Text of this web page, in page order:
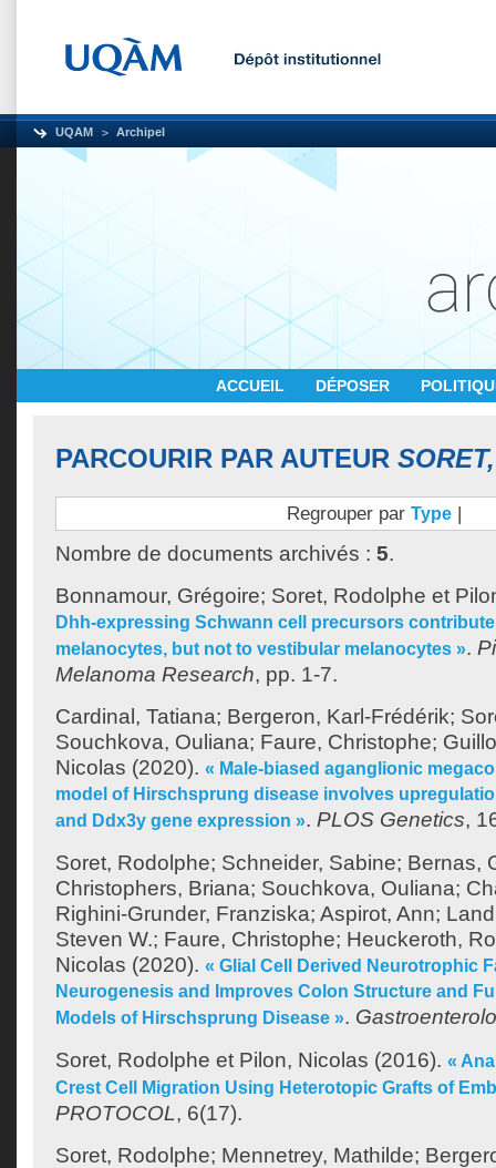
UQAM Archipel
ACCUEIL DÉPOSER
PARCOURIR PAR AUTEUR
Regrouper par Type |
Nombre de documents archivés : 5.
Bonnamour, Grégoire; Soret, Rodolphe et
Dhh‐expressing Schwann cell precursors
melanocytes, but not to vestibular melanocytes ».
Melanoma Research, pp. 1-7.
Cardinal, Tatiana; Bergeron, Karl-Frédérik;
Souchkova, Ouliana; Faure, Christophe;
Nicolas (2020). « Male-biased aganglionic
model of Hirschsprung disease involves
and Ddx3y gene expression ». PLOS Genetics,
Soret, Rodolphe; Schneider, Sabine; Bernas,
Christophers, Briana; Souchkova, Ouliana;
Righini-Grunder, Franziska; Aspirot, Ann;
Steven W.; Faure, Christophe; Heuckeroth,
Nicolas (2020). « Glial Cell Derived Neurotrophic
Neurogenesis and Improves Colon Structure and
Models of Hirschsprung Disease ».
Soret, Rodolphe et Pilon, Nicolas (2016). «
Crest Cell Migration Using Heterotopic Grafts of
PROTOCOL, 6(17).
Soret, Rodolphe; Mennetrey, Mathilde;